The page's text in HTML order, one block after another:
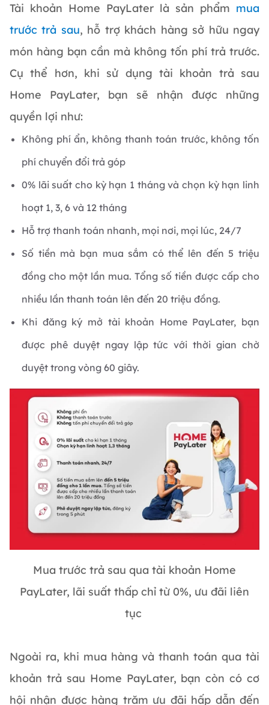
Tài khoản Home PayLater là sản phẩm mua
trước trả sau, hỗ trợ khách hàng sở hữu ngay
món hàng bạn cần mà không tốn phí trả trước.
Cụ thể hơn, khi sử dụng tài khoản trả sau
Home PayLater, bạn sẽ nhận được những
quyền lợi như:
Không phí ẩn, không thanh toán trước, không tốn
phí chuyển đổi trả góp
0% lãi suất cho kỳ hạn 1 tháng và chọn kỳ hạn linh
hoạt 1, 3, 6 và 12 tháng
Hỗ trợ thanh toán nhanh, mọi nơi, mọi lúc, 24/7
Số tiền mà bạn mua sắm có thể lên đến 5 triệu
đồng cho một lần mua. Tổng số tiền được cấp cho
nhiều lần thanh toán lên đến 20 triệu đồng.
Khi đăng ký mở tài khoản Home PayLater, bạn
được phê duyệt ngay lập tức với thời gian chờ
duyệt trong vòng 60 giây.
Mua trước trả sau qua tài khoản Home
PayLater, lãi suất thấp chỉ từ 0%, ưu đãi liên
tục
Ngoài ra, khi mua hàng và thanh toán qua tài
khoản trả sau Home PayLater, bạn còn có cơ
hội nhận được hàng trăm ưu đãi hấp dẫn đến